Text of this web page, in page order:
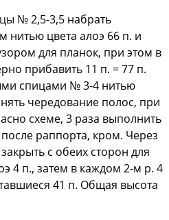
№ 2,5-3,5 набрать
нитью цвета алоэ 66 п. и
для планок, при этом в
прибавить 11 п. = 77 п.
спицами № 3-4 нитью
чередование полос, при
схеме, 3 раза выполнить
раппорта, кром. Через
с обеих сторон для
4 п., затем в каждом 2-м р. 4
41 п. Общая высота